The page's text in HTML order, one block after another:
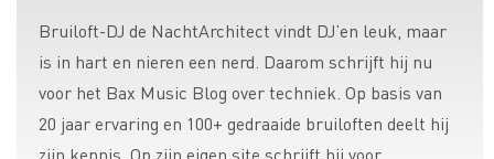
Bruiloft-DJ de NachtArchitect vindt DJ’en leuk, maar
is in hart en nieren een nerd. Daarom schrijft hij nu
voor het Bax Music Blog over techniek. Op basis van
20 jaar ervaring en 100+ gedraaide bruiloften deelt hij
zijn kennis. Op zijn eigen site schrijft hij voor